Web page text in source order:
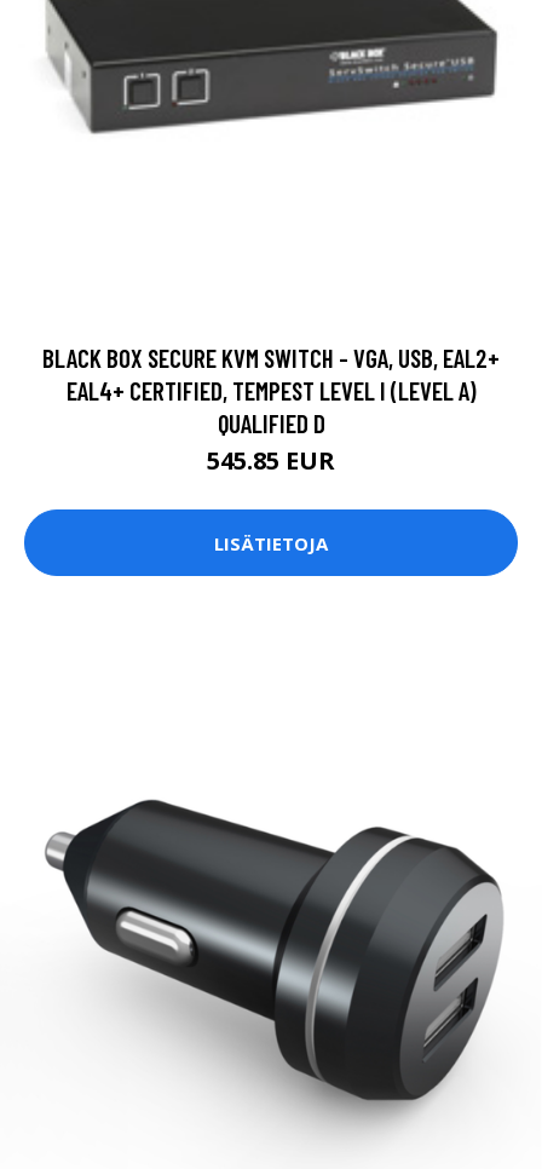
BLACK BOX SECURE KVM SWITCH - VGA, USB, EAL2+
EAL4+ CERTIFIED, TEMPEST LEVEL I (LEVEL A)
QUALIFIED D
545.85 EUR
LISÄTIETOJA